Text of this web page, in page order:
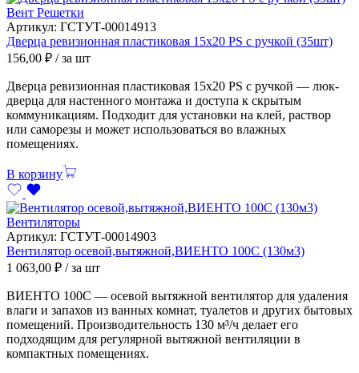
Вент Решетки
Артикул: ГСТУТ-00014913
Дверца ревизионная пластиковая 15х20 PS с ручкой (35шт)
156,00 ₽ / за шт
Дверца ревизионная пластиковая 15х20 PS с ручкой — люк-
дверца для настенного монтажа и доступа к скрытым
коммуникациям. Подходит для установки на клей, раствор
или саморезы и может использоваться во влажных
помещениях.
В корзину
Вентиляторы
Артикул: ГСТУТ-00014903
Вентилятор осевой,вытяжной,ВИЕНТО 100С (130м3)
1 063,00 ₽ / за шт
ВИЕНТО 100С — осевой вытяжной вентилятор для удаления
влаги и запахов из ванных комнат, туалетов и других бытовых
помещений. Производительность 130 м³/ч делает его
подходящим для регулярной вытяжной вентиляции в
компактных помещениях.